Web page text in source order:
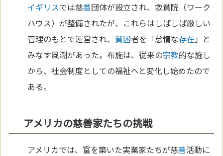
イギリスでは慈善団体が設立され、救貧院（ワーク
ハウス）が整備されたが、これらはしばしば厳しい
管理のもとで運営され、 貧困者を「怠惰な存在 」と
みなす風潮があった。布施は、従来の宗教的な施し
から、社会制度としての福祉へと変化し始めたので
ある。
アメリカの慈善家たちの挑戦
アメリカでは、富を築いた実業家たちが慈善活動に